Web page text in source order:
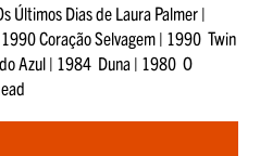
Últimos Dias de Laura Palmer |
Coração Selvagem | 1990 Twin
Azul | 1984 Duna | 1980 O